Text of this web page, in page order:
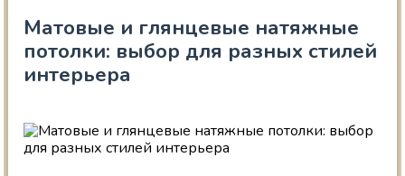
Матовые и глянцевые натяжные
потолки: выбор для разных стилей
интерьера